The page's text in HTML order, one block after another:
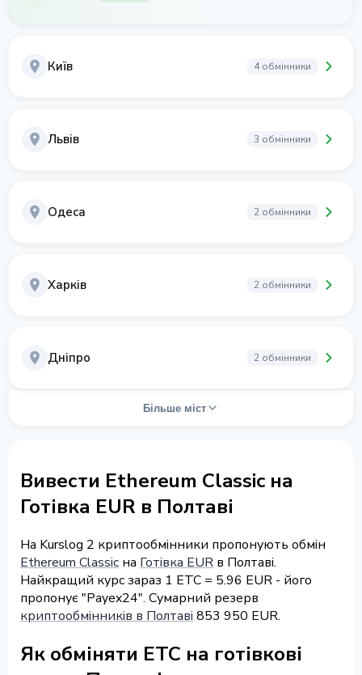
Київ 4 обмінники
Львів 3 обмінники
Одеса 2 обмінники
Харків 2 обмінники
Дніпро 2 обмінники
Більше міст
Вивести Ethereum Classic на
Готівка EUR в Полтаві
На Kurslog 2 криптообмінники пропонують обмін
Ethereum Classic на Готівка EUR в Полтаві.
Найкращий курс зараз 1 ETC = 5.96 EUR - його
пропонує "Payex24". Сумарний резерв
криптообмінників в Полтаві 853 950 EUR.
Як обміняти ETC на готівкові